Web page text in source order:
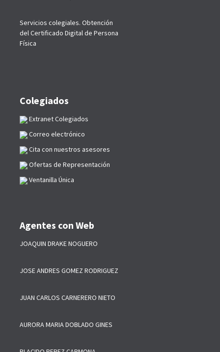
Servicios colegiales. Obtención
del Certificado Digital de Persona
Física
Colegiados
Extranet Colegiados
Correo electrónico
Cita con nuestros asesores
Ofertas de Representación
Ventanilla Única
Agentes con Web
JOAQUIN DRAKE NOGUERO
JOSE ANDRES GOMEZ RODRIGUEZ
JUAN CARLOS CARNERERO NIETO
AURORA MARIA DOBLADO GINES